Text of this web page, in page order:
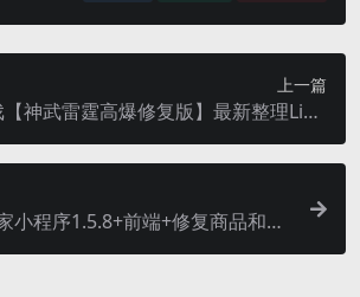
上一篇
神武雷霆高爆修复版】最新整理Linu
x手工服务端+授权后台
小程序1.5.8+前端+修复商品和搜
的问题